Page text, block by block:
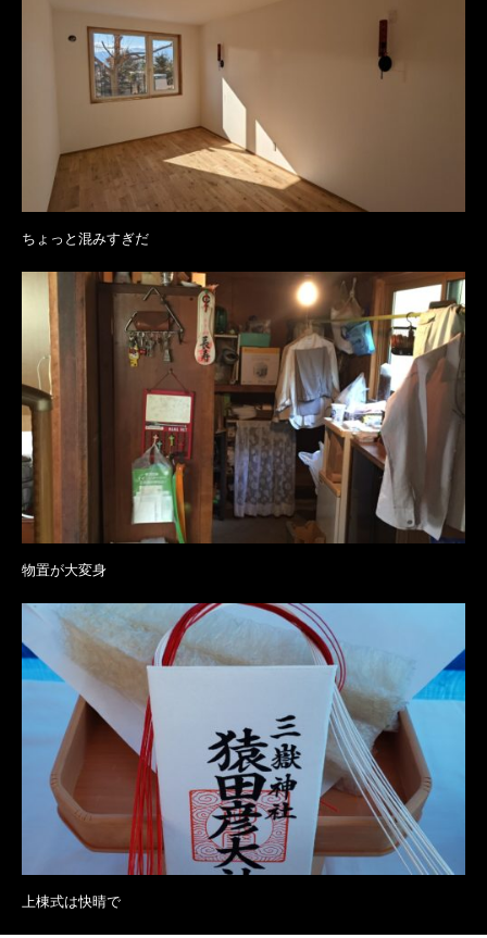
ちょっと混みすぎだ
物置が大変身
上棟式は快晴で